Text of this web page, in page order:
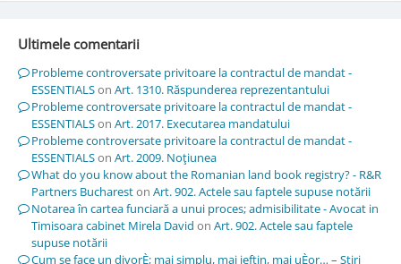
Ultimele comentarii
Probleme controversate privitoare la contractul de mandat -
ESSENTIALSon Art. 1310. Răspunderea reprezentantului
Probleme controversate privitoare la contractul de mandat -
ESSENTIALSon Art. 2017. Executarea mandatului
Probleme controversate privitoare la contractul de mandat -
ESSENTIALSon Art. 2009. Noţiunea
What do you know about the Romanian land book registry? - R&R
Partners Buchareston Art. 902. Actele sau faptele supuse notării
Notarea în cartea funciară a unui proces; admisibilitate - Avocat in
Timisoara cabinet Mirela David on Art. 902. Actele sau faptele
supuse notării
Cum se face un divorÈ; mai simplu, mai ieftin, mai uÈor… – Stiri